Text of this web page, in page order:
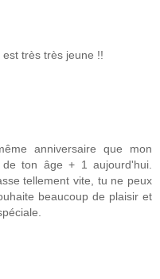
très très jeune !!
anniversaire que mon
ton âge + 1 aujourd'hui.
tellement vite, tu ne peux
beaucoup de plaisir et